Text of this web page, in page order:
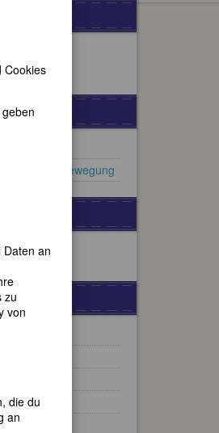
der Frauenbewegung
Cookies
an
zu
von
die du
an